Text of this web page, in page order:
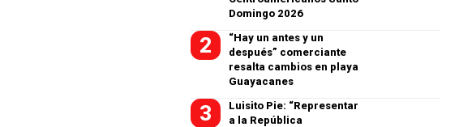
Domingo 2026
“Hay un antes y un
después” comerciante
resalta cambios en playa
Guayacanes
Luisito Pie: “Representar
a la República